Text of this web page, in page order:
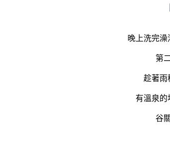
晚上洗完澡
第
趁著雨
有溫泉的
谷